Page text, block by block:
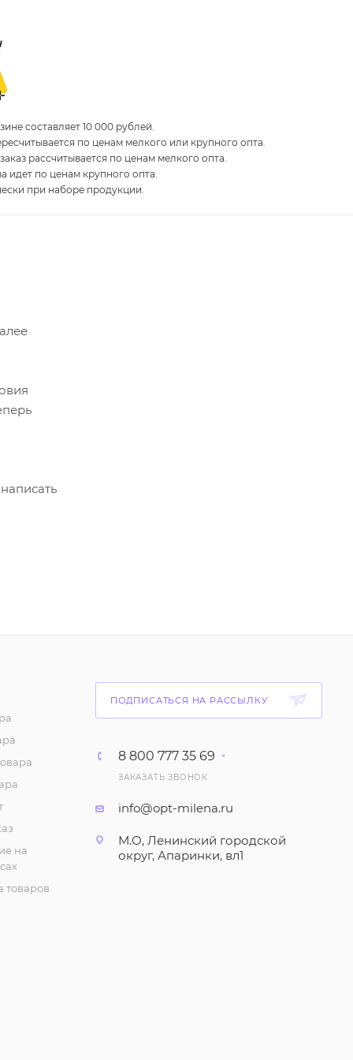
составляет 10 000 рублей.
по ценам мелкого или крупного опта.
рассчитывается по ценам мелкого опта.
идет по ценам крупного опта.
при наборе продукции.
на
товаров
ПОДПИСАТЬСЯ НА РАССЫЛКУ
8 800 777 35 69
ЗАКАЗАТЬ ЗВОНОК
info@opt-milena.ru
М.О, Ленинский городской
округ, Апаринки, вл1